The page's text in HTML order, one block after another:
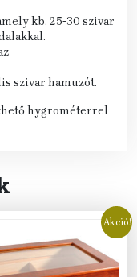
kb. 25-30 szivar
szivar hamuzót.
hygrométerrel
Akció!